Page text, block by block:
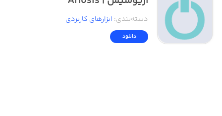
دسته‌بندی: ابزار‌های کاربردی
دانلود